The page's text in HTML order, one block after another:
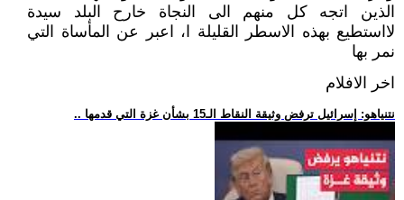
الذين اتجه كل منهم الى النجاة خارح البلد سيدة
لااستطيع بهذه الاسطر القليلة ا، اعبر عن المأساة التي
نمر بها
اخر الافلام
.. نتنياهو: إسرائيل ترفض وثيقة النقاط الـ15 بشأن غزة التي قدمها